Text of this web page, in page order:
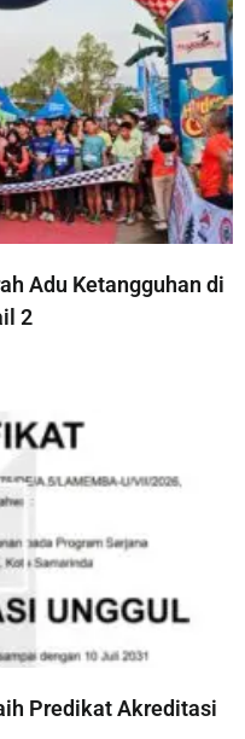
Adu Ketangguhan di
2
Predikat Akreditasi